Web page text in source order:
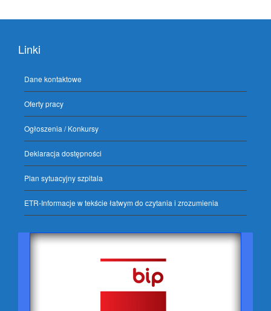
Linki
Dane kontaktowe
Oferty pracy
Ogłoszenia / Konkursy
Deklaracja dostępności
Plan sytuacyjny szpitala
ETR-Informacje w tekście łatwym do czytania i zrozumienia